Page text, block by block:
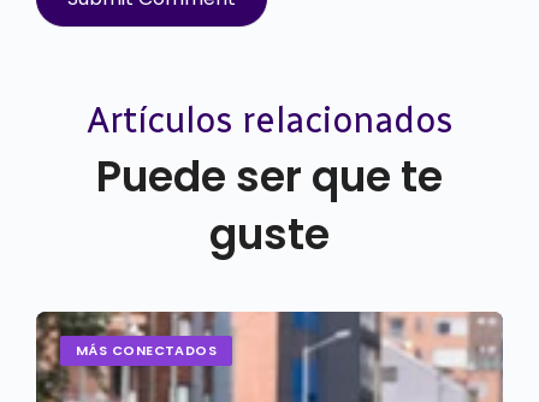
Artículos relacionados
Puede ser que te
guste
MÁS CONECTADOS